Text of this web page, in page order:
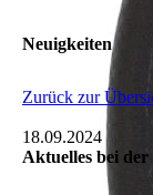
Neuigkeiten
Zurück zur
18.09.2024
Aktuelles bei